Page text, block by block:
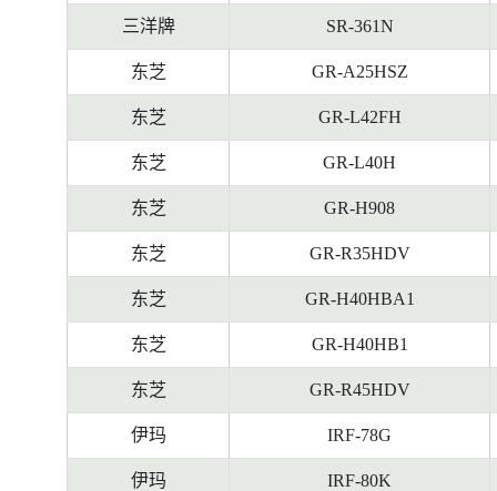
三洋牌 SR-361N
东芝 GR-A25HSZ
东芝 GR-L42FH
东芝 GR-L40H
东芝 GR-H908
东芝 GR-R35HDV
东芝 GR-H40HBA1
东芝 GR-H40HB1
东芝 GR-R45HDV
伊玛 IRF-78G
伊玛 IRF-80K